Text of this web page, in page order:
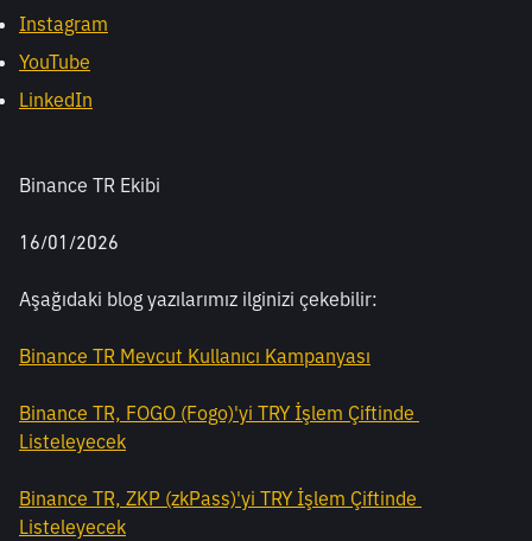
Instagram
YouTube
LinkedIn
Binance TR Ekibi
16/01/2026
Aşağıdaki blog yazılarımız ilginizi çekebilir:
Binance TR Mevcut Kullanıcı Kampanyası
Binance TR, FOGO (Fogo)'yi TRY İşlem Çiftinde
Listeleyecek
Binance TR, ZKP (zkPass)'yi TRY İşlem Çiftinde
Listeleyecek